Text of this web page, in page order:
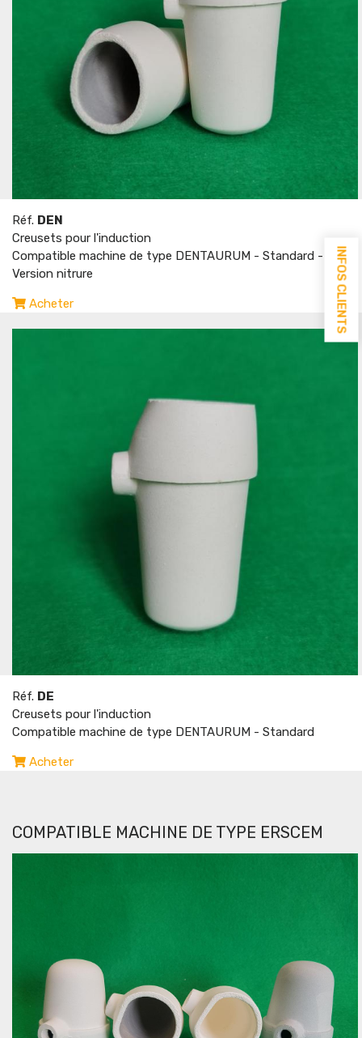
Réf. DEN
Creusets pour l'induction
Compatible machine de type DENTAURUM - Standard -
Version nitrure
Acheter
Réf. DE
Creusets pour l'induction
Compatible machine de type DENTAURUM - Standard
Acheter
COMPATIBLE MACHINE DE TYPE ERSCEM
INFOS CLIENTS